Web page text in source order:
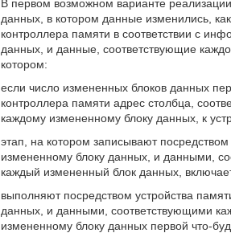
В первом возможном варианте
данных, в котором данные изменились,
контроллера памяти в соответствии с
данных, и данные, соответствующие
котором:
если число измененных блоков данных
контроллера памяти адрес столбца,
каждому измененному блоку данных, к
этап, на котором записывают
измененному блоку данных, и данными,
каждый измененный блок данных,
выполняют посредством устройства
данных, и данными, соответствующими
измененному блоку данных первой что-